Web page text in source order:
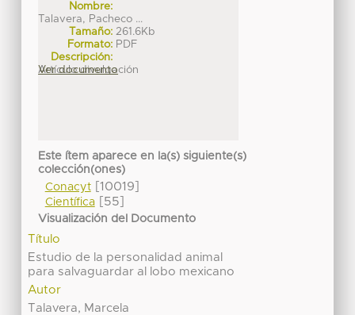
Nombre:
Talavera, Pacheco ...
Tamaño: 261.6Kb
Formato: PDF
Descripción:
Artículo divulgación
Ver documento
Este ítem aparece en la(s) siguiente(s)
colección(ones)
Conacyt[10019]
Científica[55]
Visualización del Documento
Título
Estudio de la personalidad animal
para salvaguardar al lobo mexicano
Autor
Talavera, Marcela